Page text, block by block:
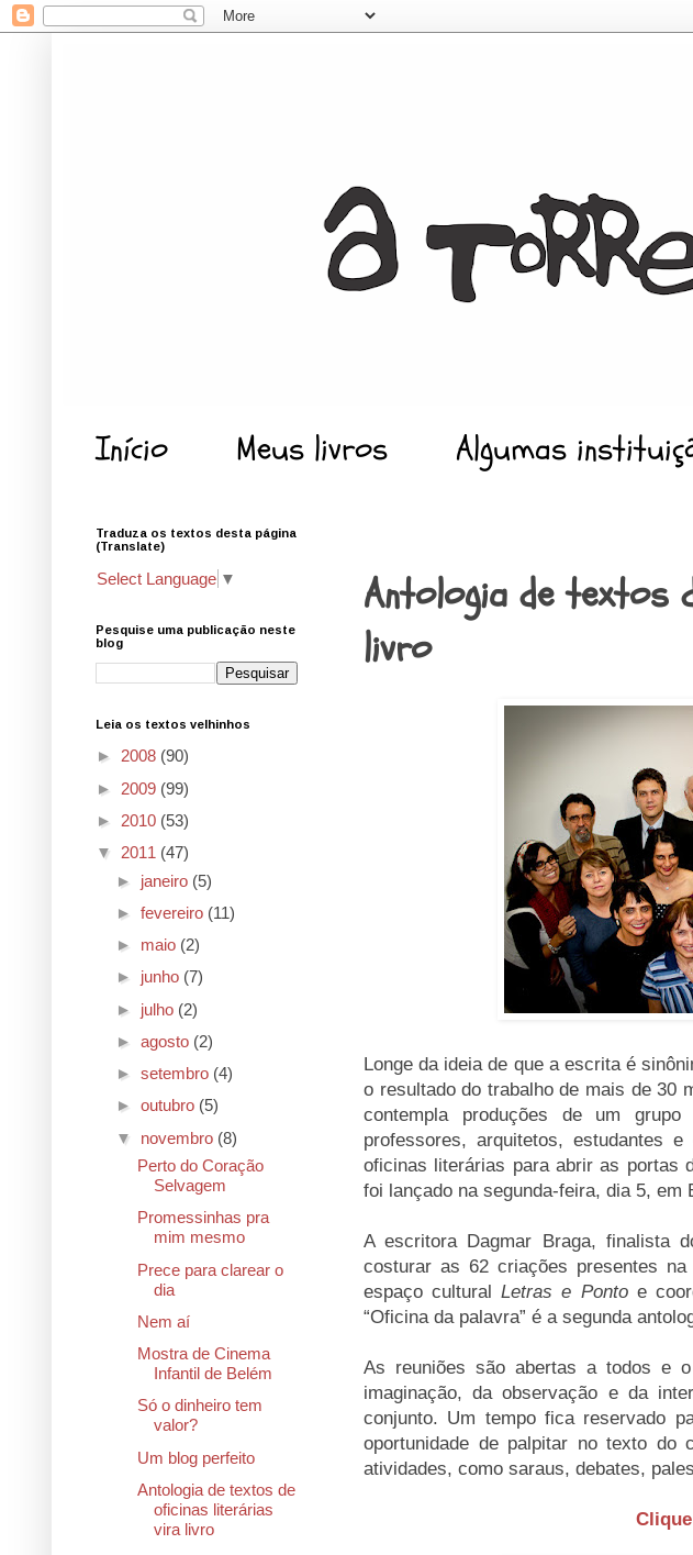
Início Meus livros Algumas
Antologia de textos
livro
Longe da ideia de que a escrita é
o resultado do trabalho de mais de 30
contempla produções de um grupo
professores, arquitetos, estudantes
oficinas literárias para abrir as portas
foi lançado na segunda-feira, dia 5, em
A escritora Dagmar Braga, finalista
costurar as 62 cria­ções presentes
espaço cultural Letras e Pontoe
“Oficina da palavra” é a segunda
As reuniões são abertas a todos e
imaginação, da observação e da
conjunto. Um tempo fica reservado
oportunidade de palpitar no texto do
atividades, como saraus, debates,
Traduza os textos desta página
(Translate)
Select Language ▼
Pesquise uma publicação neste
blog
Leia os textos velhinhos
► 2008 (90)
► 2009 (99)
► 2010 (53)
▼ 2011 (47)
► janeiro (5)
► fevereiro (11)
► maio (2)
► junho (7)
► julho (2)
► agosto (2)
► setembro (4)
► outubro (5)
▼ novembro (8)
Perto do Coração
Selvagem
Promessinhas pra
mim mesmo
Prece para clarear o
dia
Nem aí
Mostra de Cinema
Infantil de Belém
Só o dinheiro tem
valor?
Um blog perfeito
Antologia de textos de
oficinas literárias
vira livro